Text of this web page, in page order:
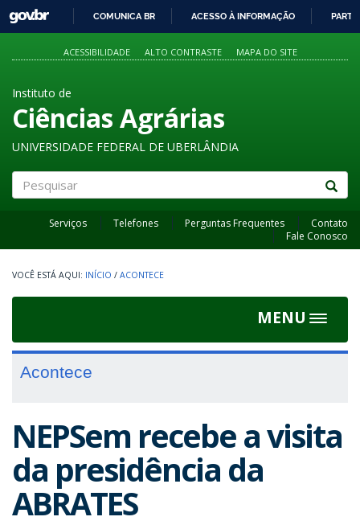
PARA
O
GOVBR
COMUNICA BR ACESSO À INFORMAÇÃO
ACESSIBILIDADE ALTO CONTRASTE MAPA DO SITE
Instituto de
Ciências Agrárias
UNIVERSIDADE FEDERAL DE UBERLÂNDIA
Serviços Telefones Perguntas Frequentes
Contato
Fale Conosco
INÍCIO / ACONTECE
MENU
Toggle
Acontece
NEPSem recebe a visita
da presidência da
ABRATES